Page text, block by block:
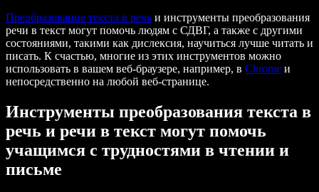
Преобразование текста в речь и инструменты преобразования
речи в текст могут помочь людям с СДВГ, а также с другими
состояниями, такими как дислексия, научиться лучше читать и
писать. К счастью, многие из этих инструментов можно
использовать в вашем веб-браузере, например, в Chrome и
непосредственно на любой веб-странице.
Инструменты преобразования текста в
речь и речи в текст могут помочь
учащимся с трудностями в чтении и
письме